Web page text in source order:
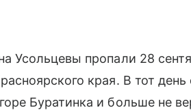
Усольцевы пропали 28
края. В тот
Буратинка и больше не